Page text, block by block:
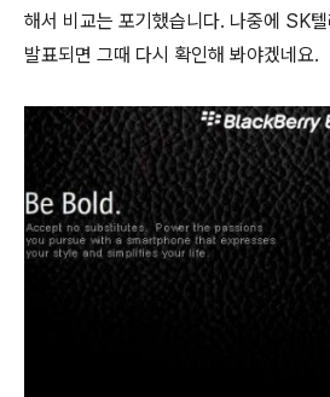
해서 비교는 포기했습니다. 나중에 SK
발표되면 그때 다시 확인해 봐야겠네요.